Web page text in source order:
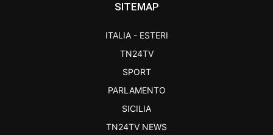
SITEMAP
ITALIA - ESTERI
TN24TV
SPORT
PARLAMENTO
SICILIA
TN24TV NEWS